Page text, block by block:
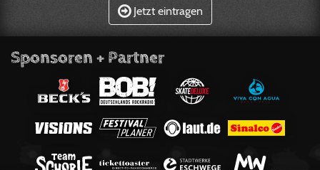
Jetzt eintragen
Sponsoren + Partner